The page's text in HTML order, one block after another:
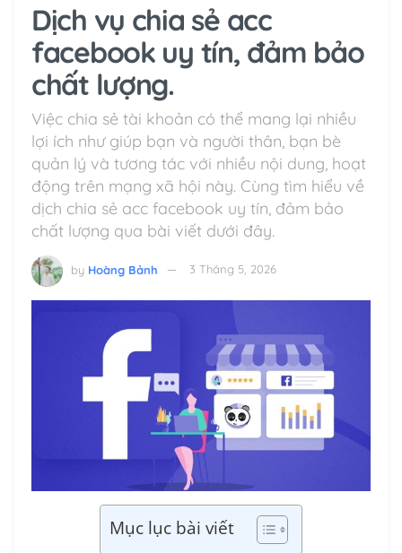
Dịch vụ chia sẻ acc
facebook uy tín, đảm bảo
chất lượng.
Việc chia sẻ tài khoản có thể mang lại nhiều
lợi ích như giúp bạn và người thân, bạn bè
quản lý và tương tác với nhiều nội dung, hoạt
động trên mạng xã hội này. Cùng tìm hiểu về
dịch chia sẻ acc facebook uy tín, đảm bảo
chất lượng qua bài viết dưới đây.
by Hoàng Bảnh 3 Tháng 5, 2026
Mục lục bài viết